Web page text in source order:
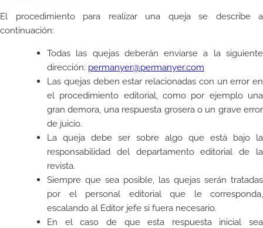
El procedimiento para realizar una queja se describe a
continuación:
Todas las quejas deberán enviarse a la siguiente
dirección: permanyer@permanyer.com
Las quejas deben estar relacionadas con un error en
el procedimiento editorial, como por ejemplo una
gran demora, una respuesta grosera o un grave error
de juicio.
La queja debe ser sobre algo que está bajo la
responsabilidad del departamento editorial de la
revista.
Siempre que sea posible, las quejas serán tratadas
por el personal editorial que le corresponda,
escalando al Editor jefe si fuera necesario.
En el caso de que esta respuesta inicial sea